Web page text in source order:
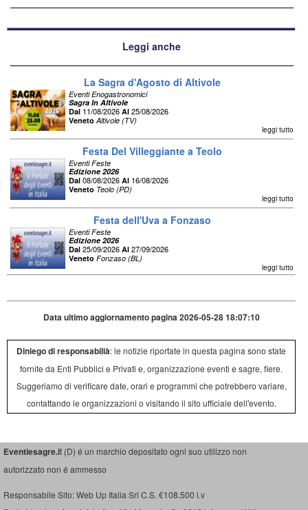
Leggi anche
La Sagra d'Agosto di Altivole
Eventi Enogastronomici
Sagra In Altivole
Dal 11/08/2026 Al 25/08/2026
Veneto Altivole (TV)
leggi tutto
Festa Del Villeggiante a Teolo
Eventi Feste
Edizione 2026
Dal 08/08/2026 Al 16/08/2026
Veneto Teolo (PD)
leggi tutto
Festa dell'Uva a Fonzaso
Eventi Feste
Edizione 2026
Dal 25/09/2026 Al 27/09/2026
Veneto Fonzaso (BL)
leggi tutto
Data ultimo aggiornamento pagina 2026-05-28 18:07:10
Diniego di responsabilià: le notizie riportate in questa pagina sono state
fornite da Enti Pubblici e Privati e, organizzazione eventi e sagre, fiere.
Suggeriamo di verificare date, orari e programmi che potrebbero variare,
contattando le organizzazioni o visitando il sito ufficiale dell'evento.
Eventiesagre.it (D) é un marchio depositato ogni suo utilizzo non
autorizzato non é ammesso
Responsabile Sito: Web Up Italia Srl C.S. €108.500 i.v